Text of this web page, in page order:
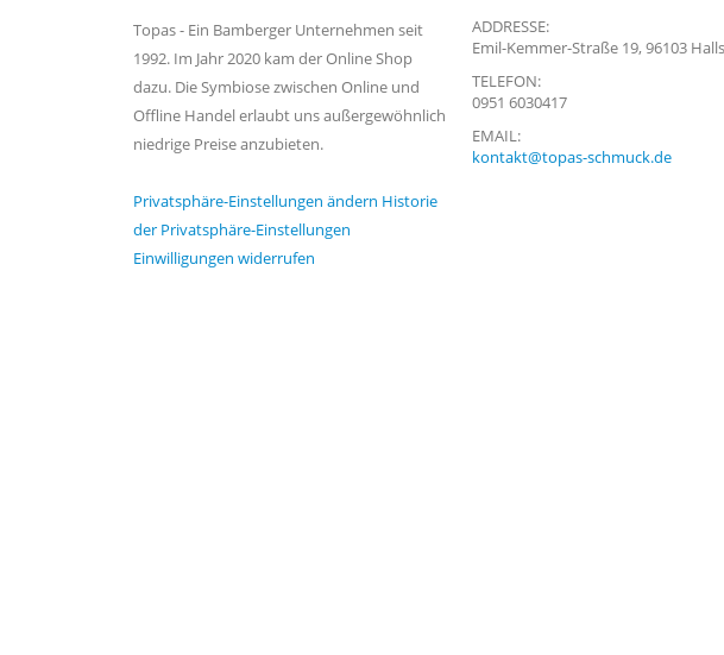
Topas - Ein Bamberger Unternehmen seit
1992. Im Jahr 2020 kam der Online Shop
dazu. Die Symbiose zwischen Online und
Offline Handel erlaubt uns außergewöhnlich
niedrige Preise anzubieten.
Privatsphäre-Einstellungen ändern Historie
der Privatsphäre-Einstellungen
Einwilligungen widerrufen
ADDRESSE:
Emil-Kemmer-Straße 19, 96103
TELEFON:
0951 6030417
EMAIL:
kontakt@topas-schmuck.de